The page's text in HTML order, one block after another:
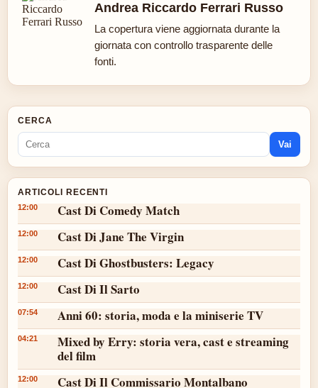
Andrea Riccardo Ferrari Russo
La copertura viene aggiornata durante la
giornata con controllo trasparente delle
fonti.
CERCA
Vai
ARTICOLI RECENTI
12:00 Cast Di Comedy Match
12:00 Cast Di Jane The Virgin
12:00 Cast Di Ghostbusters: Legacy
12:00 Cast Di Il Sarto
07:54 Anni 60: storia, moda e la miniserie TV
04:21
Mixed by Erry: storia vera, cast e streaming
del film
12:00 Cast Di Il Commissario Montalbano